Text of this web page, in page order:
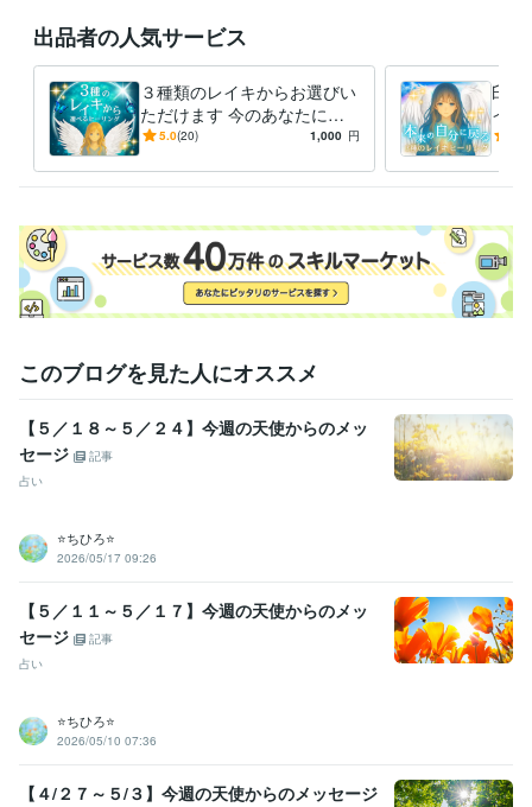
得意分野
占い レイキヒーリング
占い エンジェルカードリーディング
出品者の人気サービス
３種類のレイキからお選びい
ただけます 今のあなたにぴ
ったりの癒しをお届けします
5.0(20) 1,000 円
臼井
イキ
アル
このブログを見た人にオススメ
【５／１８～５／２４】今週の天使からのメッ
セージ
記事
占い
⭐️ちひろ⭐️
2026/05/17 09:26
【５／１１～５／１７】今週の天使からのメッ
セージ
記事
占い
⭐️ちひろ⭐️
2026/05/10 07:36
【４/２７～５/３】今週の天使からのメッセージ